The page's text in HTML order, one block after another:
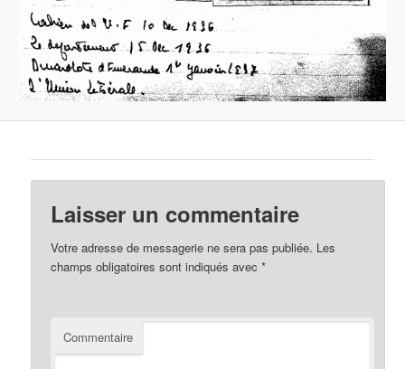
Laisser un commentaire
Votre adresse de messagerie ne sera pas publiée. Les
champs obligatoires sont indiqués avec*
Commentaire